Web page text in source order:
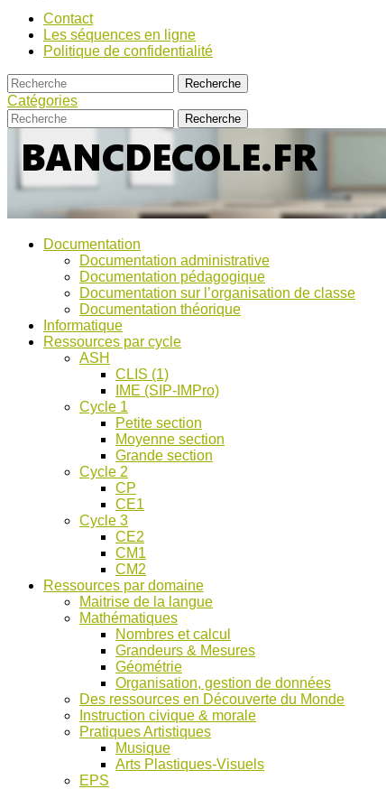
Contact
Les séquences en ligne
Politique de confidentialité
Catégories
Bancs
d’Ecole
pour
discussions
Documentation
Documentation administrative
Documentation pédagogique
Documentation sur l’organisation de classe
Documentation théorique
Informatique
Ressources par cycle
ASH
CLIS (1)
IME (SIP-IMPro)
Cycle 1
Petite section
Moyenne section
Grande section
Cycle 2
CP
CE1
Cycle 3
CE2
CM1
CM2
Ressources par domaine
Maitrise de la langue
Mathématiques
Nombres et calcul
Grandeurs & Mesures
Géométrie
Organisation, gestion de données
Des ressources en Découverte du Monde
Instruction civique & morale
Pratiques Artistiques
Musique
Arts Plastiques-Visuels
EPS